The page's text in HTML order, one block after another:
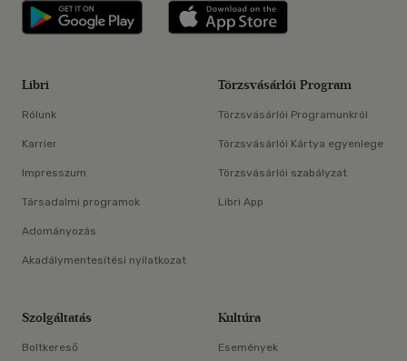
Libri applikáció Szerezd meg: Google
Libri
Rólunk
Karrier
Impresszum
Társadalmi programok
Adományozás
Akadálymentesítési nyilatkozat
Törzsvásárlói Program
Törzsvásárlói Programunkról
Törzsvásárlói Kártya egyenlege
Törzsvásárlói szabályzat
Libri App
Szolgáltatás
Boltkereső
Kultúra
Események